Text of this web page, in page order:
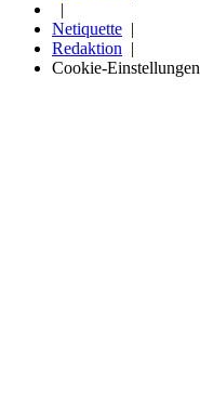
Netiquette
Redaktion
Cookie-Einstellungen